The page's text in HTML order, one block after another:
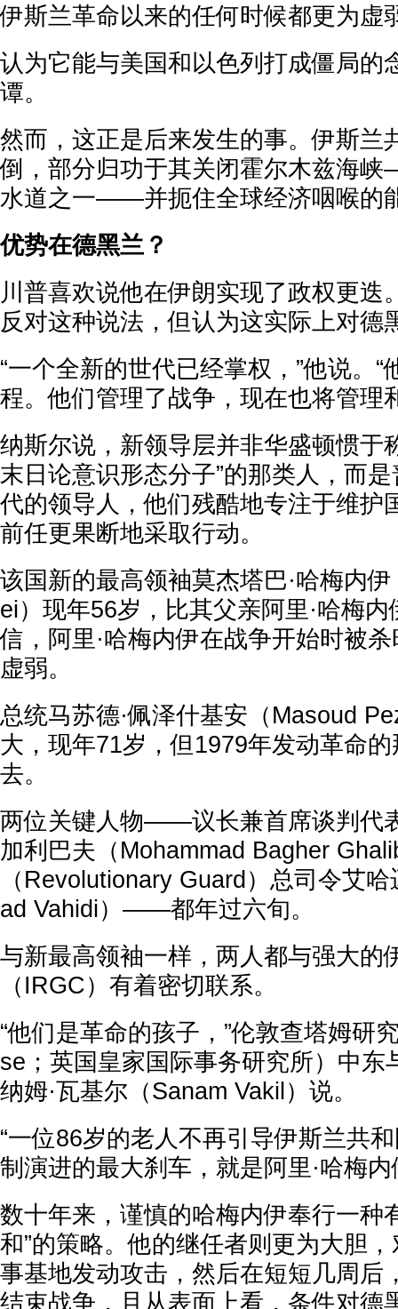
伊斯兰革命以来的任何时候都更为虚
认为它能与美国和以色列打成僵局的
谭。
然而，这正是后来发生的事。伊斯兰
倒，部分归功于其关闭霍尔木兹海
水道之一——并扼住全球经济咽喉的
优势在德黑兰？
川普喜欢说他在伊朗实现了政权更迭
反对这种说法，但认为这实际上对德
“一个全新的世代已经掌权，”他说。
程。他们管理了战争，现在也将管理
纳斯尔说，新领导层并非华盛顿惯于
末日论意识形态分子”的那类人，而
代的领导人，他们残酷地专注于维护
前任更果断地采取行动。
该国新的最高领袖莫杰塔巴·哈梅内
ei）现年56岁，比其父亲阿里·哈梅
信，阿里·哈梅内伊在战争开始时被
虚弱。
总统马苏德·佩泽什基安（Masoud
大，现年71岁，但1979年发动革命
去。
两位关键人物——议长兼首席谈判代
加利巴夫（Mohammad Bagher
（Revolutionary Guard）总司令艾
ad Vahidi）——都年过六旬。
与新最高领袖一样，两人都与强大的
（IRGC）有着密切联系。
“他们是革命的孩子，”伦敦查塔姆研
se；英国皇家国际事务研究所）中东
纳姆·瓦基尔（Sanam Vakil）说。
“一位86岁的老人不再引导伊斯兰共
制演进的最大刹车，就是阿里·哈梅内
数十年来，谨慎的哈梅内伊奉行一种
和”的策略。他的继任者则更为大胆
事基地发动攻击，然后在短短几周后
结束战争，且从表面上看，条件对德